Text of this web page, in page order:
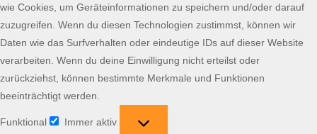
wie Cookies, um Geräteinformationen zu speichern und/oder darauf
zuzugreifen. Wenn du diesen Technologien zustimmst, können wir
Daten wie das Surfverhalten oder eindeutige IDs auf dieser Website
verarbeiten. Wenn du deine Einwilligung nicht erteilst oder
zurückziehst, können bestimmte Merkmale und Funktionen
beeinträchtigt werden.
Funktional Funktional
Immer aktiv